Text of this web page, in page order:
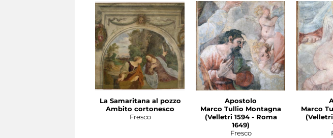
La Samaritana al pozzo
Ambito cortonesco
Fresco
Apostolo
Marco Tullio Montagna
(Velletri 1594 - Roma
1649)
Fresco
Marco